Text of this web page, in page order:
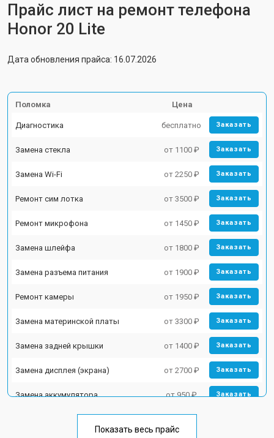
Прайс лист на ремонт телефона
Honor 20 Lite
Дата обновления прайса: 16.07.2026
Поломка Цена
Диагностика бесплатно Заказать
Замена стекла от 1100 ₽ Заказать
Замена Wi-Fi от 2250 ₽ Заказать
Ремонт сим лотка от 3500 ₽ Заказать
Ремонт микрофона от 1450 ₽ Заказать
Замена шлейфа от 1800 ₽ Заказать
Замена разъема питания от 1900 ₽ Заказать
Ремонт камеры от 1950 ₽ Заказать
Замена материнской платы от 3300 ₽ Заказать
Замена задней крышки от 1400 ₽ Заказать
Замена дисплея (экрана) от 2700 ₽ Заказать
Замена аккумулятора от 950 ₽ Заказать
Показать весь прайс